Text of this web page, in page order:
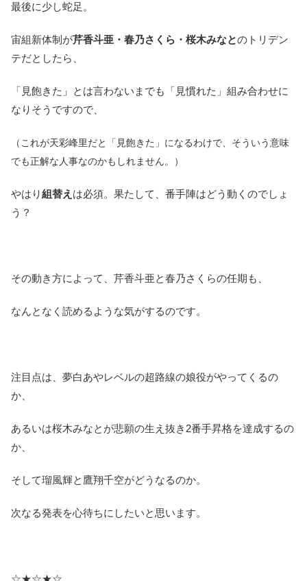
最後に少し蛇足。
宙組新体制が芹香斗亜・春乃さくら・桜木みなとのトリデン
テだとしたら、
「見飽きた」とは言わないまでも「見慣れた」組み合わせに
なりそうですので、
（これが天彩峰里だと「見飽きた」になるわけで、そういう意味
でも正解な人事なのかもしれません。）
やはり組替え は必須。果たして、番手陣はどう動くのでしょ
う？
その動き方によって、芹香斗亜と春乃さくらの任期も、
なんとなく読めるような気がするのです。
注目点は、夢白あやレベルの超路線の娘役がやってくるの
か、
あるいは桜木みなとが悲願の生え抜き2番手昇格を達成するの
か、
そして瑠風輝と鷹翔千空がどうなるのか。
次なる発表を心待ちにしたいと思います。
☆★☆★☆